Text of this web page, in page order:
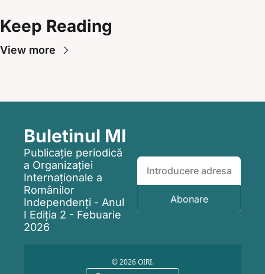
Keep Reading
View more
Buletinul MI
Publicație periodică
a Organizației
Internaționale a
Românilor
Independenți - Anul
I Ediția 2 - Febuarie
2026
Abonare
© 2026 OIRI.